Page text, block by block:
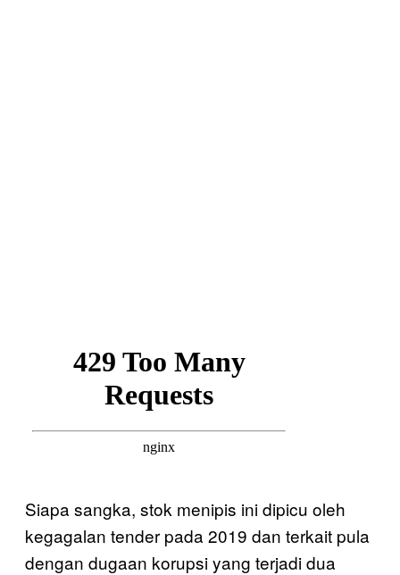
Siapa sangka, stok menipis ini dipicu oleh
kegagalan tender pada 2019 dan terkait pula
dengan dugaan korupsi yang terjadi dua